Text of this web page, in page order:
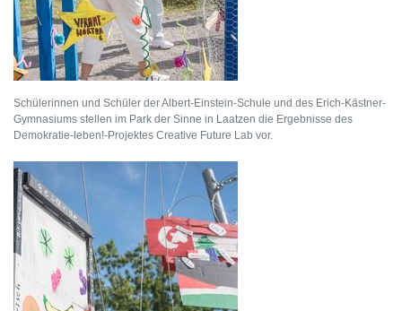
Schülerinnen und Schüler der Albert-Einstein-Schule und des Erich-Kästner-
Gymnasiums stellen im Park der Sinne in Laatzen die Ergebnisse des
Demokratie-leben!-Projektes Creative Future Lab vor.